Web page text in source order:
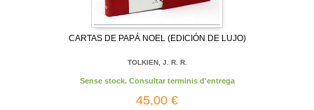
CARTAS DE PAPÁ NOEL (EDICIÓN DE LUJO)
TOLKIEN, J. R. R.
Sense stock. Consultar terminis d'entrega
45,00 €